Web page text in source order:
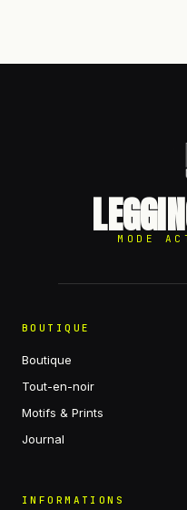
MODE
BOUTIQUE
Boutique
Tout-en-noir
Motifs & Prints
Journal
INFORMATIONS